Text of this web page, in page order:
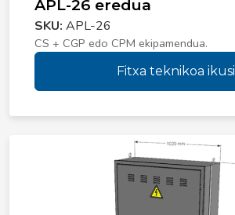
APL-26 eredua
SKU: APL-26
CS + CGP edo CPM ekipamendua.
Fitxa teknikoa ikusi